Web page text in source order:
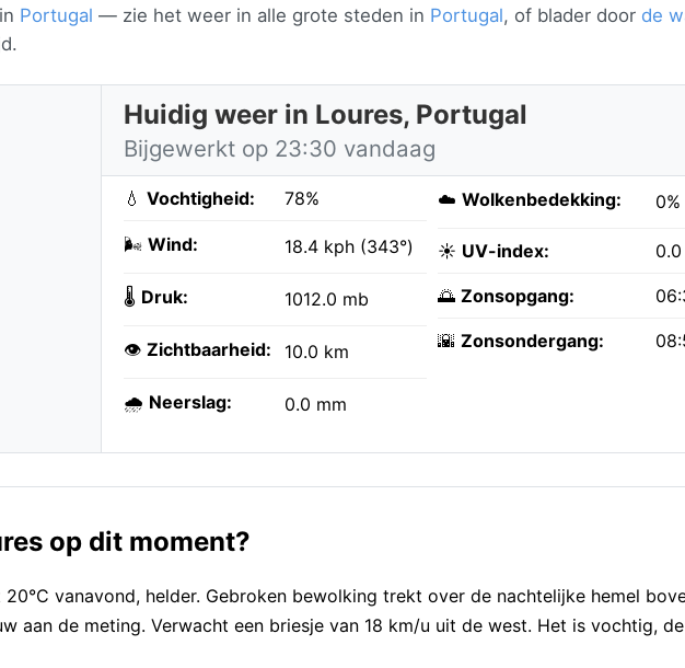
Portugal — zie het weer in alle grote steden in Portugal, of blader door de
Huidig weer in Loures, Portugal
Bijgewerkt op 23:30 vandaag
💧 Vochtigheid: 78%
🌬️ Wind: 18.4 kph (343°)
🌡️ Druk: 1012.0 mb
👁️ Zichtbaarheid: 10.0 km
🌧️ Neerslag: 0.0 mm
☁️ Wolkenbedekking: 0%
☀️ UV-index: 0.0
🌅 Zonsopgang:
🌇 Zonsondergang:
op dit moment?
vanavond, helder. Gebroken bewolking trekt over de nachtelijke hemel
aan de meting. Verwacht een briesje van 18 km/u uit de west. Het is vochtig,